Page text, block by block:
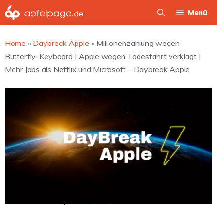
Zum
Inhalt
Menü
Home » Daybreak Apple » Millionenzahlung wegen
Butterfly-Keyboard | Apple wegen Todesfahrt verklagt |
Mehr Jobs als Netflix und Microsoft – Daybreak Apple